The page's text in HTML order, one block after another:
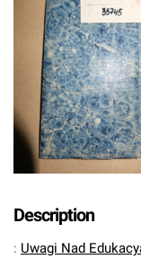
Description
: Uwagi Nad